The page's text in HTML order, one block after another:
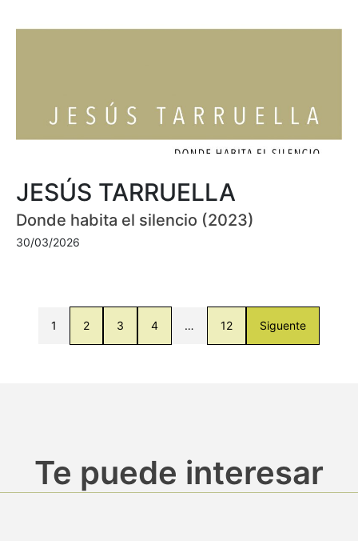
JESÚS TARRUELLA
Donde habita el silencio (2023)
30/03/2026
1 2 3 4 … 12 Siguente
Te puede interesar